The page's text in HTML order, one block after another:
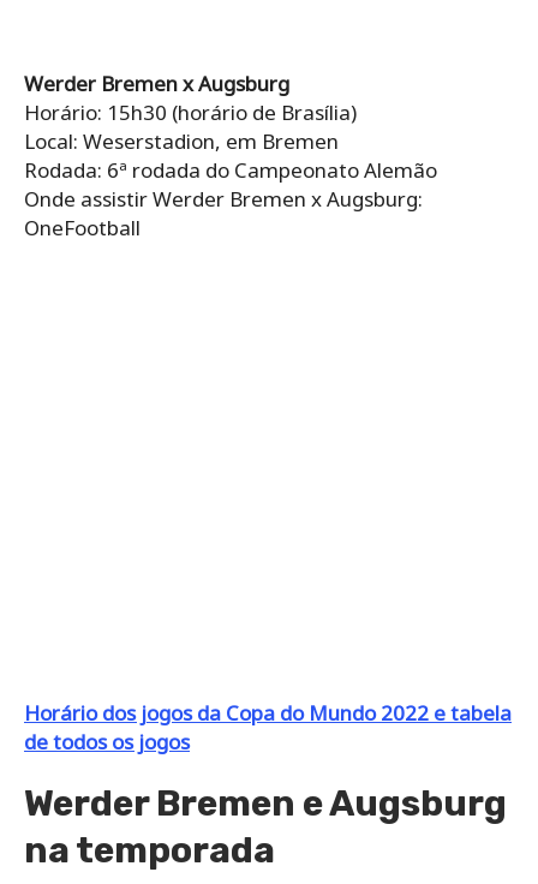
Werder Bremen x Augsburg
Horário: 15h30 (horário de Brasília)
Local: Weserstadion, em Bremen
Rodada: 6ª rodada do Campeonato Alemão
Onde assistir Werder Bremen x Augsburg:
OneFootball
Horário dos jogos da Copa do Mundo 2022 e tabela
de todos os jogos
Werder Bremen e Augsburg
na temporada